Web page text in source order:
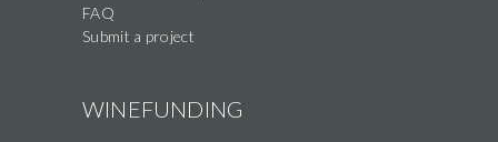
FAQ
Submit a project
WINEFUNDING